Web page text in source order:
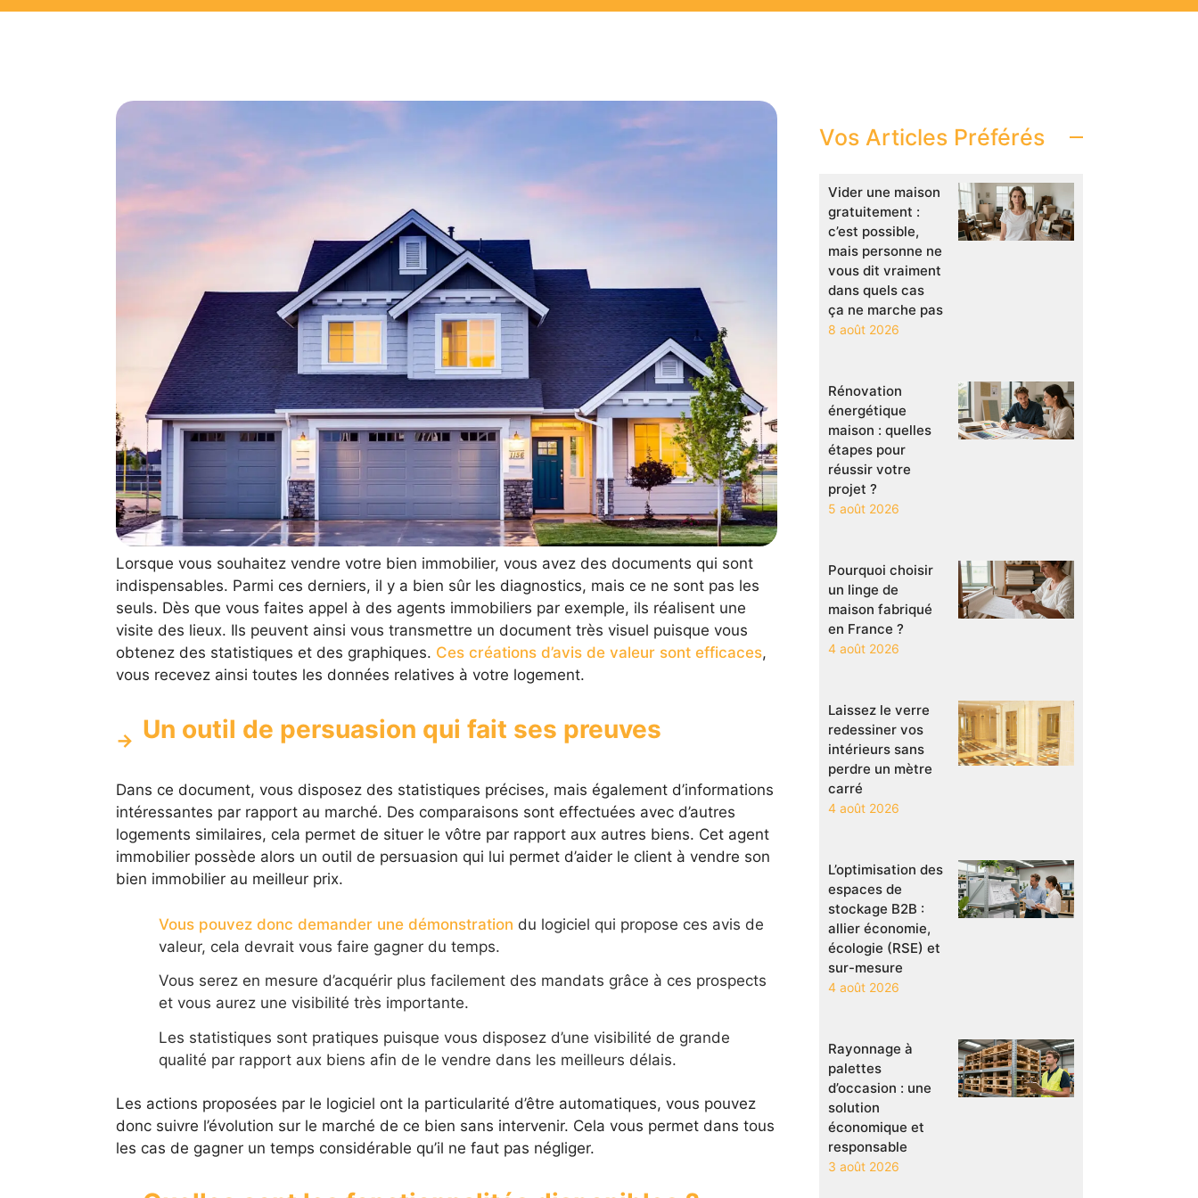
Lorsque vous souhaitez vendre votre bien immobilier, vous avez des documents qui sont
indispensables. Parmi ces derniers, il y a bien sûr les diagnostics, mais ce ne sont pas les
seuls. Dès que vous faites appel à des agents immobiliers par exemple, ils réalisent une
visite des lieux. Ils peuvent ainsi vous transmettre un document très visuel puisque vous
obtenez des statistiques et des graphiques. Ces créations d’avis de valeur sont efficaces,
vous recevez ainsi toutes les données relatives à votre logement.
Un outil de persuasion qui fait ses preuves
Dans ce document, vous disposez des statistiques précises, mais également d’informations
intéressantes par rapport au marché. Des comparaisons sont effectuées avec d’autres
logements similaires, cela permet de situer le vôtre par rapport aux autres biens. Cet agent
immobilier possède alors un outil de persuasion qui lui permet d’aider le client à vendre son
bien immobilier au meilleur prix.
Vous pouvez donc demander une démonstration du logiciel qui propose ces avis de
valeur, cela devrait vous faire gagner du temps.
Vous serez en mesure d’acquérir plus facilement des mandats grâce à ces prospects
et vous aurez une visibilité très importante.
Les statistiques sont pratiques puisque vous disposez d’une visibilité de grande
qualité par rapport aux biens afin de le vendre dans les meilleurs délais.
Les actions proposées par le logiciel ont la particularité d’être automatiques, vous pouvez
donc suivre l’évolution sur le marché de ce bien sans intervenir. Cela vous permet dans tous
les cas de gagner un temps considérable qu’il ne faut pas négliger.
Vos Articles Préférés
Vider une maison
gratuitement :
c’est possible,
mais personne ne
vous dit vraiment
dans quels cas
ça ne marche pas
8 août 2026
Rénovation
énergétique
maison : quelles
étapes pour
réussir votre
projet ?
5 août 2026
Pourquoi choisir
un linge de
maison fabriqué
en France ?
4 août 2026
Laissez le verre
redessiner vos
intérieurs sans
perdre un mètre
carré
4 août 2026
L’optimisation des
espaces de
stockage B2B :
allier économie,
écologie (RSE) et
sur-mesure
4 août 2026
Rayonnage à
palettes
d’occasion : une
solution
économique et
responsable
3 août 2026